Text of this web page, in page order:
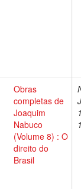
Obras
completas de
Joaquim
Nabuco
(Volume 8) : O
direito do
Brasil